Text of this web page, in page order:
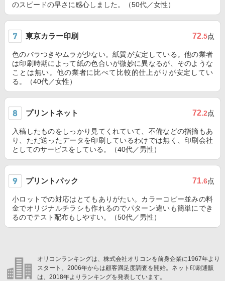
のスピードの早さに感心しました。（50代／女性）
東京カラー印刷 72.5点
色のバラつきやムラが少ない。紙質が安定している。他の業者
は印刷時期によって紙の色合いが微妙に異なるが、そのような
ことは無い。他の業者に比べて比較的仕上がりが安定してい
る。（40代／女性）
プリントネット 72.2点
入稿したものをしっかり見てくれていて、不備などの指摘もあ
り、ただ送ったデータを印刷しているわけでは無く、印刷会社
としてのサービスをしている。（40代／男性）
プリントパック 71.6点
小ロットでの対応はとてもありがたい。カラーコピー並みの料
金でオリジナルチラシも作れるのでパターン違いも簡単にでき
るのでテスト配布もしやすい。（50代／男性）
オリコンランキングは、株式会社オリコンを前身企業に1967年より
スタート。2006年からは顧客満足度調査を開始。ネット印刷通販
は、2018年よりランキングを発表しています。